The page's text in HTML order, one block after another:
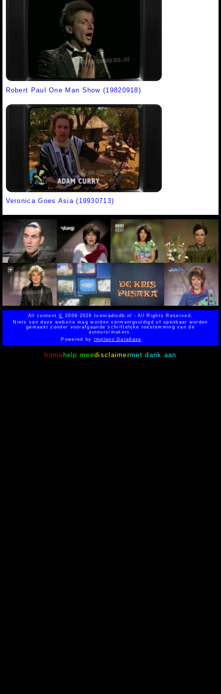
Robert Paul One Man Show (19820918)
Veronica Goes Asia (19930713)
All content© 2009-2026 tvenradiodb.nl - All Rights Reserved.
Niets van deze website mag worden vermenigvuldigd of openbaar worden
gemaakt zonder voorafgaande schriftelijke toestemming van de
auteurs/makers.
Powered by
Implano Data6ase
home help meedisclaimermet dank aan